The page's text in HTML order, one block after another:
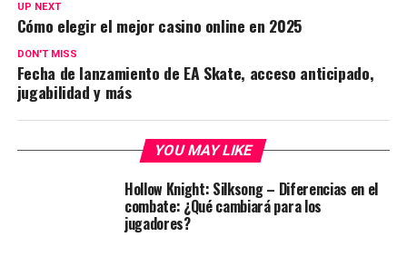
UP NEXT
Cómo elegir el mejor casino online en 2025
DON'T MISS
Fecha de lanzamiento de EA Skate, acceso anticipado,
jugabilidad y más
YOU MAY LIKE
Hollow Knight: Silksong – Diferencias en el
combate: ¿Qué cambiará para los
jugadores?